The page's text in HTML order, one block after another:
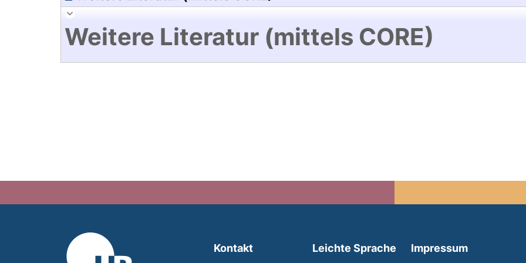
Weitere Literatur (mittels CORE)
Kontakt Leichte Sprache (external link, opens in a
Impressum